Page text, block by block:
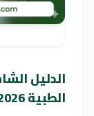
الدليل
الطبية 2026-2027: التكاليف، الشروط